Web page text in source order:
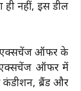
नहीं, इस डील
एक्सचेंज ऑफर के
एक्सचेंज ऑफर में
ब्रैंड और